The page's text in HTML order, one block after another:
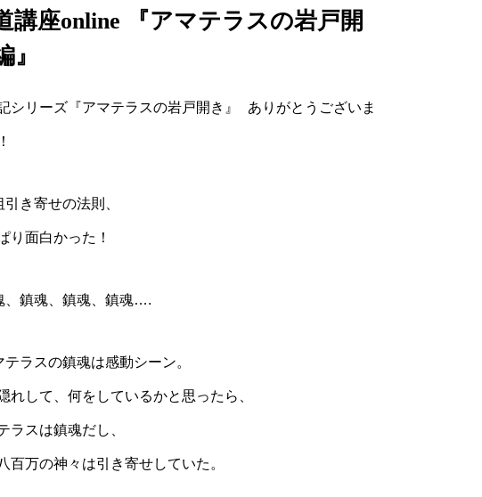
講座online 『アマテラスの岩戸開
』
シリーズ『アマテラスの岩戸開き』 ありがとうございま
引き寄せの法則、
り面白かった！
、鎮魂、鎮魂、鎮魂….
テラスの鎮魂は感動シーン。
れして、何をしているかと思ったら、
ラスは鎮魂だし、
百万の神々は引き寄せしていた。